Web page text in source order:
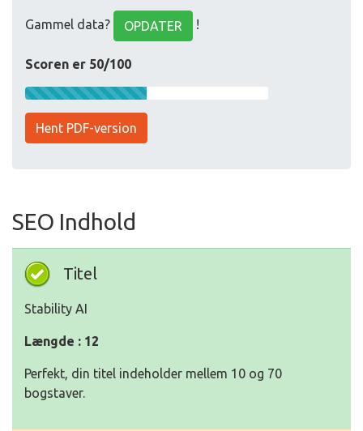
Gammel data? OPDATER !
Scoren er 50/100
Hent PDF-version
SEO Indhold
Titel
Stability AI
Længde : 12
Perfekt, din titel indeholder mellem 10 og 70
bogstaver.